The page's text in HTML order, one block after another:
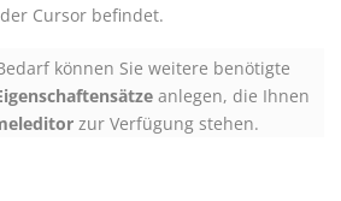
Cursor befindet.
können Sie weitere benötigte
anlegen, die Ihnen
zur Verfügung stehen.